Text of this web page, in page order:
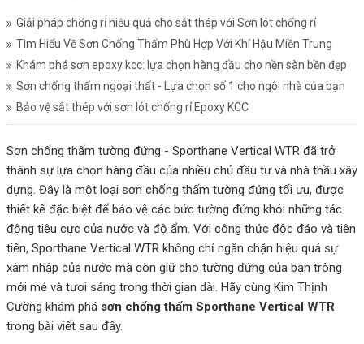
Giải pháp chống rỉ hiệu quả cho sắt thép với Sơn lót chống rỉ
Tìm Hiểu Về Sơn Chống Thấm Phù Hợp Với Khí Hậu Miền Trung
Khám phá sơn epoxy kcc: lựa chọn hàng đầu cho nền sàn bền đẹp
Sơn chống thấm ngoại thất - Lựa chọn số 1 cho ngôi nhà của bạn
Bảo vệ sắt thép với sơn lót chống rỉ Epoxy KCC
Sơn chống thấm tường đứng - Sporthane Vertical WTR đã trở
thành sự lựa chọn hàng đầu của nhiều chủ đầu tư và nhà thầu xây
dựng. Đây là một loại sơn chống thấm tường đứng tối ưu, được
thiết kế đặc biệt để bảo vệ các bức tường đứng khỏi những tác
động tiêu cực của nước và độ ẩm. Với công thức độc đáo và tiên
tiến, Sporthane Vertical WTR không chỉ ngăn chặn hiệu quả sự
xâm nhập của nước mà còn giữ cho tường đứng của bạn trông
mới mẻ và tươi sáng trong thời gian dài. Hãy cùng Kim Thịnh
Cường khám phá sơn chống thấm Sporthane Vertical WTR
trong bài viết sau đây.